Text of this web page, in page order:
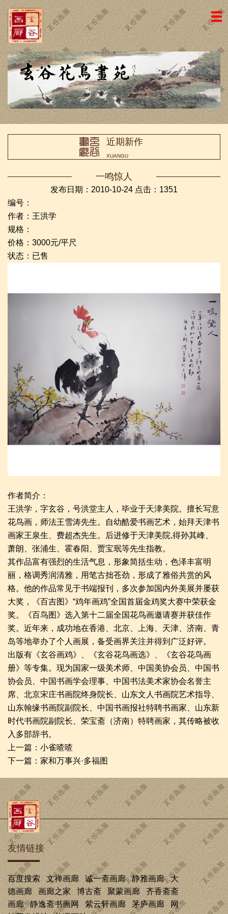
网站主页
画廊简介
名家国画
近期新作
名家书法
访客留言
近期新作
XUANGU
一鸣惊人
发布日期：2010-10-24 点击： 1351
编号：
作者：王洪学
规格：
价格：3000元/平尺
状态：已售
作者简介：
王洪学，字玄谷，号洪堂主人，毕业于天津美院。擅长写意
花鸟画，师法王雪涛先生。自幼酷爱书画艺术，始拜天津书
画家王泉生、费超杰先生。后进修于天津美院,得孙其峰、
萧朗、张浦生、霍春阳、贾宝珉等先生指教。
其作品富有强烈的生活气息，形象简括生动，色泽丰富明
丽，格调秀润清雅，用笔古拙苍劲，形成了雅俗共赏的风
格。他的作品常见于书端报刊，多次参加国内外美展并屡获
大奖，《百吉图》“鸡年画鸡”全国首届金鸡奖大赛中荣获金
奖。《百鸟图》选入第十二届全国花鸟画邀请赛并获佳作
奖。近年来，成功地在香港、北京、上海、天津、济南、青
岛等地举办了个人画展，备受画界关注并得到广泛好评。
出版有《玄谷画鸡》、《玄谷花鸟画选》、《玄谷花鸟画
册》等专集。现为国家一级美术师、中国美协会员、中国书
协会员、中国书画学会理事、中国书法美术家协会名誉主
席、北京宋庄书画院终身院长、山东文人书画院艺术指导、
山东翰缘书画院副院长、中国书画报社特聘书画家、山东新
时代书画院副院长、荣宝斋（济南）特聘画家，其传略被收
入多部辞书。
上一篇： 小雀喳喳
下一篇： 家和万事兴·多福图
友情链接
百度搜索 文禅画廊 诚一斋画廊 静雅画廊
大
德画廊
画廊之家 博古斋 聚蒙画廊
齐香斋斋
画廊
静逸斋书画网 紫云轩画廊 茅庐画廊
网